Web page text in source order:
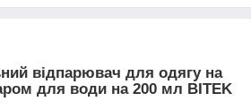
відпарювач для одягу на
для води на 200 мл BITEK